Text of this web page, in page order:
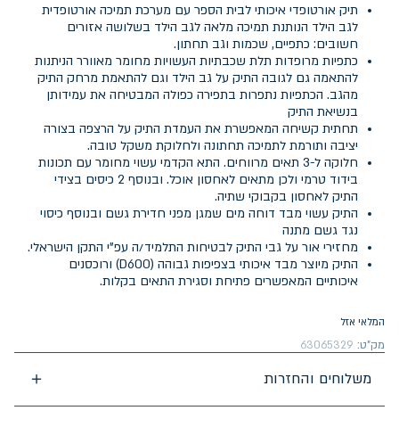
תיק אורטופדי איכותי לבית הספר עם מערכת תמיכה אורטופדית
לגב הילד הנותנת תמיכה מלאה לגב הילד בשלושה אזורים
חשובים: כתפיים, שכמות וגב תחתון.
כתפיות מרופדות תלת שכבתיות העשויות מחומר מאוורר הניתנות
להתאמה גם לגובה התיק על גב הילד וגם להתאמת מרחק התיק
מהגב. הכתפיות נתפרות בתפירה כפולה המבטיחה את עמידותן
בנשיאת התיק
תחתית קשיחה המאפשרת את העמדת התיק על הרצפה בצורה
יציבה ותורמת לתמיכה תחתונה ולחלוקת משקל טובה.
חלוקה ל-3 תאים מרווחים. התא הקדמי עשוי מחומר עם תכונות
בידוד טרמי ולכן מתאים לאחסון אוכל. ובנוסף 2 כיסים בצידי
התיק לאחסון בקבוקי שתיה.
התיק עשוי מבד דוחה מים שמגן מפני חדירת גשם ובנוסף כיסוי
נגד גשם מתנה
מחזירי אור על גבי התיק לבטיחות התלמיד/ה עפ"י התקן הישראלי.
התיק מיוצר מבד איכותי בצפיפות גבוהה (D600) ורוכסנים
איכותיים המאפשרים פתיחת וסגירת התאים בקלות.
המלאי אזל
מק"ט: 63065329
משלוחים והחזרות